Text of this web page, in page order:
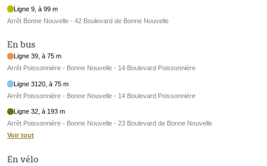
Ligne 9, à 99 m
Arrêt Bonne Nouvelle - 42 Boulevard de Bonne Nouvelle
En bus
Ligne 39, à 75 m
Arrêt Poissonnière - Bonne Nouvelle - 14 Boulevard Poissonnière
Ligne 3120, à 75 m
Arrêt Poissonnière - Bonne Nouvelle - 14 Boulevard Poissonnière
Ligne 32, à 193 m
Arrêt Poissonnière - Bonne Nouvelle - 23 Boulevard de Bonne Nouvelle
Voir tout
En vélo